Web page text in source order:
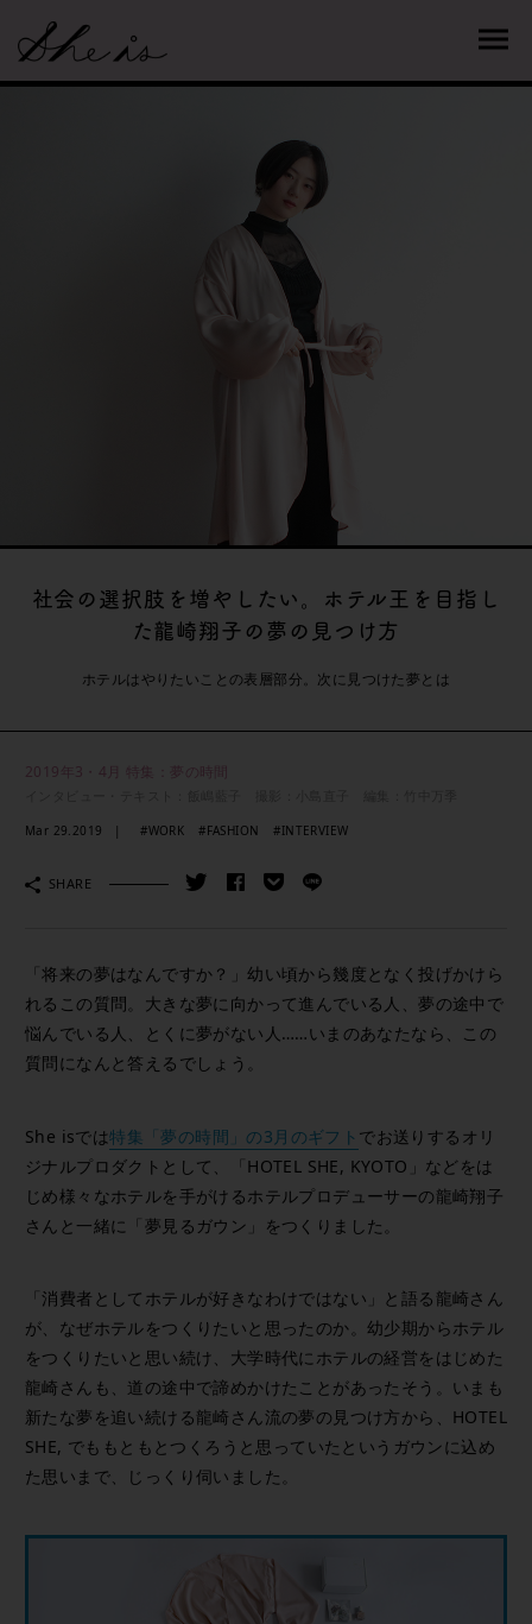
社会の選択肢を増やしたい。ホテル王を目指し
た龍崎翔子の夢の見つけ方
ホテルはやりたいことの表層部分。次に見つけた夢とは
2019年3・4月 特集：夢の時間
Mar 29.2019 #WORK #FASHION #INTERVIEW
SHARE
「将来の夢はなんですか？」幼い頃から幾度となく投げかけら
れるこの質問。大きな夢に向かって進んでいる人、夢の途中で
悩んでいる人、とくに夢がない人……いまのあなたなら、この
質問になんと答えるでしょう。
She isでは特集「夢の時間」の3月のギフト でお送りするオリ
ジナルプロダクトとして、「HOTEL SHE, KYOTO」などをは
じめ様々なホテルを手がけるホテルプロデューサーの龍崎翔子
さんと一緒に「夢見るガウン」をつくりました。
「消費者としてホテルが好きなわけではない」と語る龍崎さん
が、なぜホテルをつくりたいと思ったのか。幼少期からホテル
をつくりたいと思い続け、大学時代にホテルの経営をはじめた
龍崎さんも、道の途中で諦めかけたことがあったそう。いまも
新たな夢を追い続ける龍崎さん流の夢の見つけ方から、HOTEL
SHE, でももともとつくろうと思っていたというガウンに込め
た思いまで、じっくり伺いました。